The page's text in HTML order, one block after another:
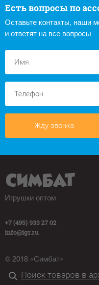
Есть вопросы по
Оставьте контакты, наши
и ответят на все вопросы
Жду звонка
Игрушки оптом
+7 (495) 933 27 02
info@igr.ru
© 2018 «Симбат»